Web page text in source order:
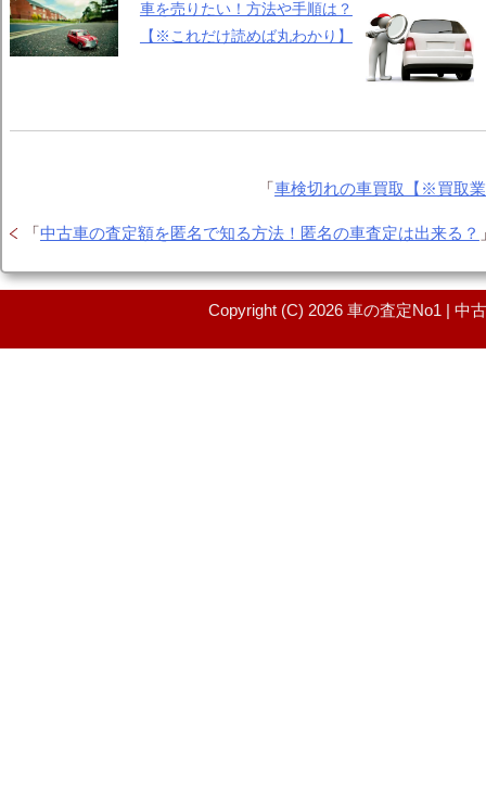
車を売りたい！方法や手順は？
【※これだけ読めば丸わかり】
「車検切れの車買取【※買取
「 中古車の査定額を匿名で知る方法！匿名の車査定は出来る？
Copyright (C) 2026 車の査定No1 | 中